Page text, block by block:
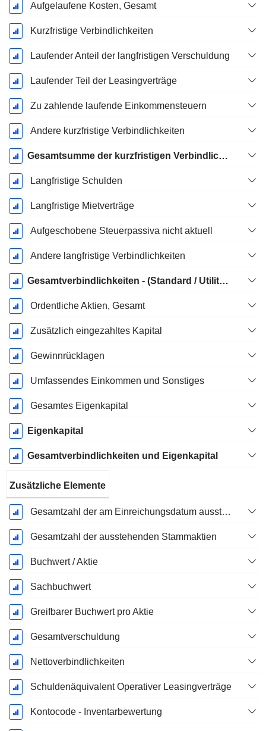
Aufgelaufene Kosten, Gesamt
Kurzfristige Verbindlichkeiten
Laufender Anteil der langfristigen Verschuldung
Laufender Teil der Leasingverträge
Zu zahlende laufende Einkommensteuern
Andere kurzfristige Verbindlichkeiten
Gesamtsumme der kurzfristigen Verbindlichkeiten
Langfristige Schulden
Langfristige Mietverträge
Aufgeschobene Steuerpassiva nicht aktuell
Andere langfristige Verbindlichkeiten
Gesamtverbindlichkeiten - (Standard / Utility Vorlage)
Ordentliche Aktien, Gesamt
Zusätzlich eingezahltes Kapital
Gewinnrücklagen
Umfassendes Einkommen und Sonstiges
Gesamtes Eigenkapital
Eigenkapital
Gesamtverbindlichkeiten und Eigenkapital
Zusätzliche Elemente
Gesamtzahl der am Einreichungsdatum ausstehenden Aktien
Gesamtzahl der ausstehenden Stammaktien
Buchwert / Aktie
Sachbuchwert
Greifbarer Buchwert pro Aktie
Gesamtverschuldung
Nettoverbindlichkeiten
Schuldenäquivalent Operativer Leasingverträge
Kontocode - Inventarbewertung